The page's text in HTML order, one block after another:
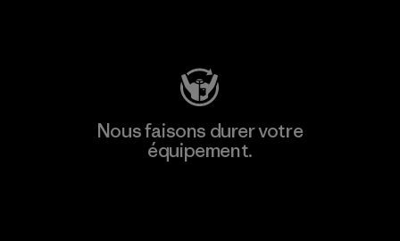
Nous faisons durer votre
équipement.